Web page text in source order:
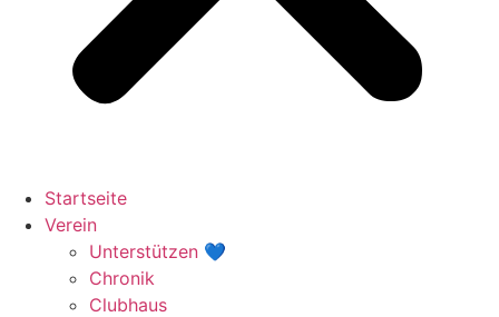
Startseite
Verein
Unterstützen 💙
Chronik
Clubhaus